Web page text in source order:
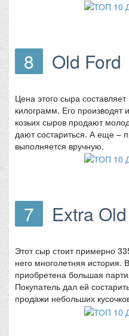
8 Old Ford
Цена этого сыра
килограмм. Его производят
козьих сыров продают
дают состариться. А еще –
выполняется вручную.
7 Extra
Этот сыр стоит примерно
него многолетняя история.
приобретена большая
Покупатель дал ей
продажи небольших